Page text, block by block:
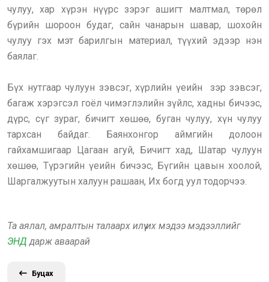
чулуу, хар хүрэн нүүрс зэрэг ашигт малтмал, төрөл
бүрийн шороон будаг, сайн чанарын шавар, шохойн
чулуу гэх мэт барилгын материал, түүхий эдээр нэн
баялаг.
Бүх нутгаар чулуун зэвсэг, хүрлийн үеийн зэр зэвсэг,
багаж хэрэгсэл гоёл чимэглэлийн зүйлс, хадны бичээс,
дүрс, сүг зураг, бичигт хөшөө, буган чулуу, хүн чулуу
тархсан байдаг. Баянхонгор аймгийн долоон
гайхамшигаар Цагаан агуй, Бичигт хад, Шатар чулуун
хөшөө, Түрэгийн үеийн бичээс, Бүгийн цавын хоолой,
Шаргалжуутын халуун рашаан, Их богд уул тодорчээ.
Та аялал, амралтын талаарх илүү их мэдээ мэдээллийг
ЭНД дарж аваарай
Буцах